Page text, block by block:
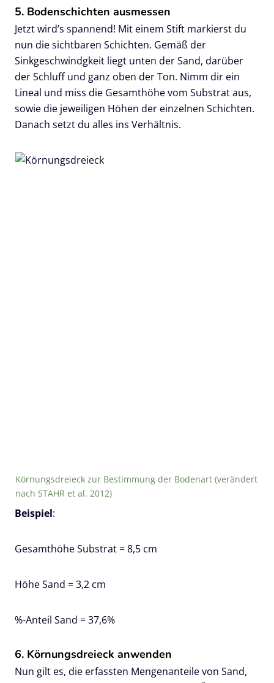
5. Bodenschichten ausmessen
Jetzt wird’s spannend! Mit einem Stift markierst du
nun die sichtbaren Schichten. Gemäß der
Sinkgeschwindgkeit liegt unten der Sand, darüber
der Schluff und ganz oben der Ton. Nimm dir ein
Lineal und miss die Gesamthöhe vom Substrat aus,
sowie die jeweiligen Höhen der einzelnen Schichten.
Danach setzt du alles ins Verhältnis.
Körnungsdreieck zur Bestimmung der Bodenart (verändert
nach STAHR et al. 2012)
Beispiel:
Gesamthöhe Substrat = 8,5 cm
Höhe Sand = 3,2 cm
%-Anteil Sand = 37,6%
6. Körnungsdreieck anwenden
Nun gilt es, die erfassten Mengenanteile von Sand,